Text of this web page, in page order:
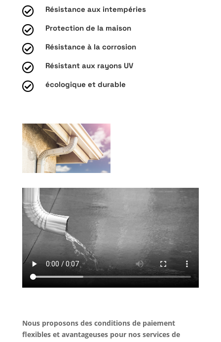
 Résistance aux intempéries
 Protection de la maison
 Résistance à la corrosion
 Résistant aux rayons UV
 écologique et durable
Nous proposons des conditions de paiement
flexibles et avantageuses pour nos services de